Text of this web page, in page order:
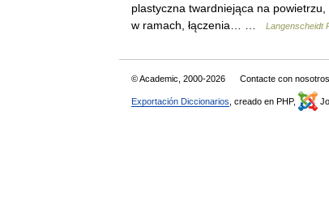
plastyczna twardniejąca na
w ramach, łączenia… …
Langenscheidt
© Academic, 2000-2026 Contacte con
Exportación Diccionarios , creado en PHP,